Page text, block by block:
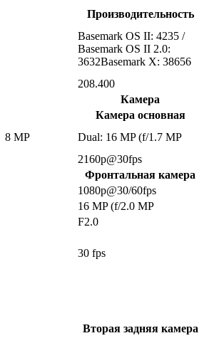
Производительность
Basemark OS II: 4235 /
Basemark OS II 2.0:
3632Basemark X: 38656
208.400
Камера
Камера основная
8 MP
Dual: 16 MP (f/1.7 MP
2160p@30fps
Фронтальная камера
1080p@30/60fps
16 MP (f/2.0 MP
F2.0
30 fps
Вторая задняя камера